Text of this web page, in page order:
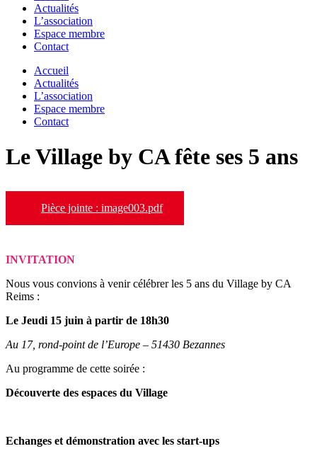
Actualités
L’association
Espace membre
Contact
Accueil
Actualités
L’association
Espace membre
Contact
Le Village by CA fête ses 5 ans
Pièce jointe : image003.pdf
INVITATION
Nous vous convions à venir célébrer les 5 ans du Village by CA
Reims :
Le Jeudi 15 juin à partir de 18h30
Au 17, rond-point de l’Europe – 51430 Bezannes
Au programme de cette soirée :
Découverte des espaces du Village
Echanges et démonstration avec les start-ups